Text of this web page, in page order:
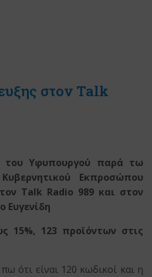
στον Talk
του Υφυπουργού παρά τω
Εκπροσώπου
Talk Radio 989 και στον
Ευγενίδη
15%, 123 προϊόντων στις
ότι είναι 120 κωδικοί και η